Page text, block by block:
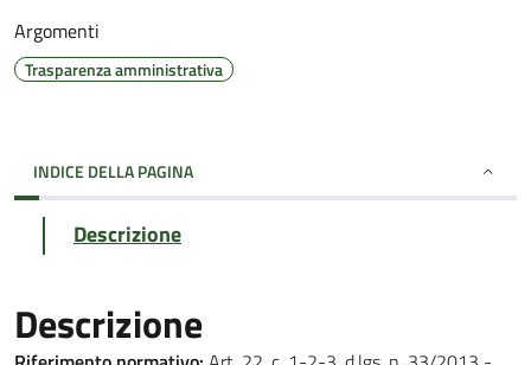
Argomenti
Trasparenza amministrativa
INDICE DELLA PAGINA
Descrizione
Descrizione